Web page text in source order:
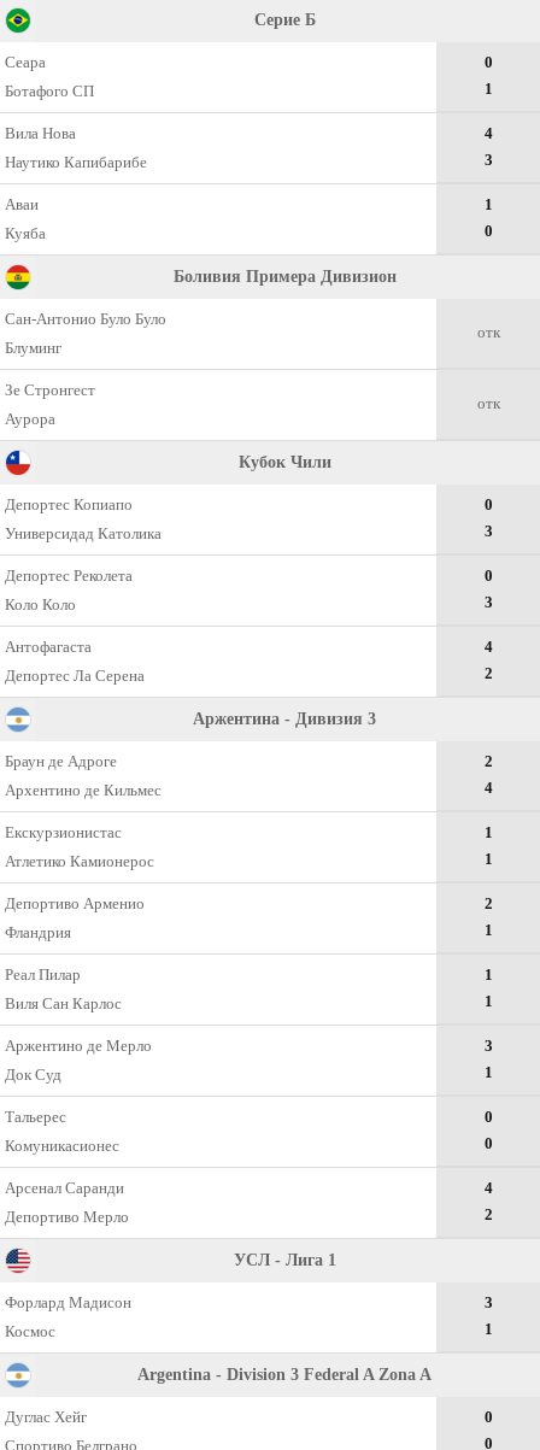
Серие Б
Сеара
Ботафого СП
0
1
Вила Нова
Наутико Капибарибе
4
3
Аваи
Куяба
1
0
Боливия Примера Дивизион
Сан-Антонио Було Було
Блуминг
отк
Зе Стронгест
Аурора
отк
Кубок Чили
Депортес Копиапо
Универсидад Католика
0
3
Депортес Реколета
Коло Коло
0
3
Антофагаста
Депортес Ла Серена
4
2
Аржентина - Дивизия 3
Браун де Адроге
Архентино де Кильмес
2
4
Екскурзионистас
Атлетико Камионерос
1
1
Депортиво Арменио
Фландрия
2
1
Реал Пилар
Виля Сан Карлос
1
1
Аржентино де Мерло
Док Суд
3
1
Тальерес
Комуникасионес
0
0
Арсенал Саранди
Депортиво Мерло
4
2
УСЛ - Лига 1
Форлард Мадисон
Космос
3
1
Argentina - Division 3 Federal A Zona A
Дуглас Хейг
Спортиво Белграно
0
0